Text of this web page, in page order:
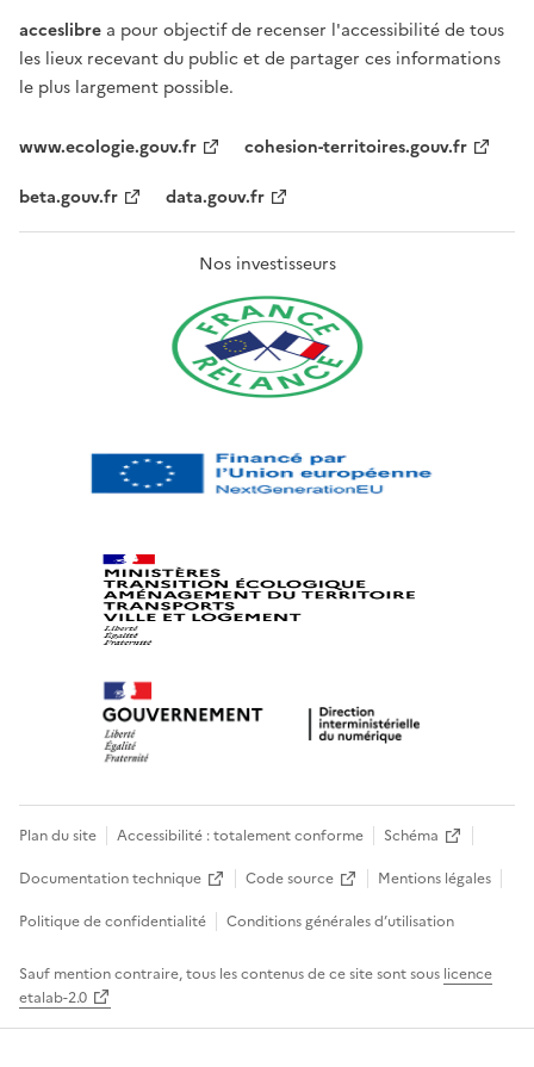
acceslibre a pour objectif de recenser l'accessibilité de tous
les lieux recevant du public et de partager ces informations
le plus largement possible.
www.ecologie.gouv.fr
cohesion-territoires.gouv.fr
beta.gouv.fr
data.gouv.fr
Nos investisseurs
Plan du site Accessibilité : totalement conforme
Schéma
Documentation technique
Code source
Mentions légales
Politique de confidentialité
Conditions générales d’utilisation
Sauf mention contraire, tous les contenus de ce site sont sous licence
etalab-2.0